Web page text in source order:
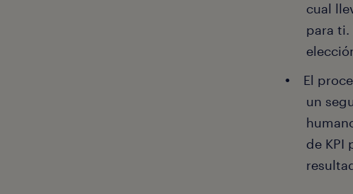
cual
para ti.
El
un
de KPI